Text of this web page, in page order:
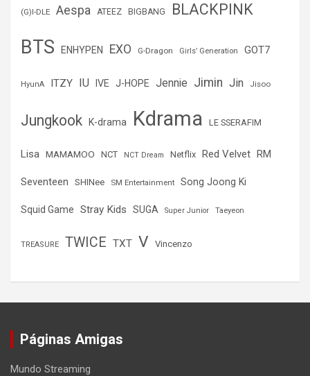
(G)I-DLE Aespa ATEEZ BIGBANG BLACKPINK
BTS ENHYPEN EXO G-Dragon Girls’ Generation GOT7
HyunA ITZY IU IVE J-HOPE Jennie Jimin Jin Jisoo
Jungkook K-drama Kdrama LE SSERAFIM
Lisa MAMAMOO NCT NCT Dream Netflix Red Velvet RM
Seventeen SHINee SM Entertainment Song Joong Ki
Squid Game Stray Kids SUGA Super Junior Taeyeon
TREASURE TWICE TXT V Vincenzo
Páginas Amigas
Mundo Streaming